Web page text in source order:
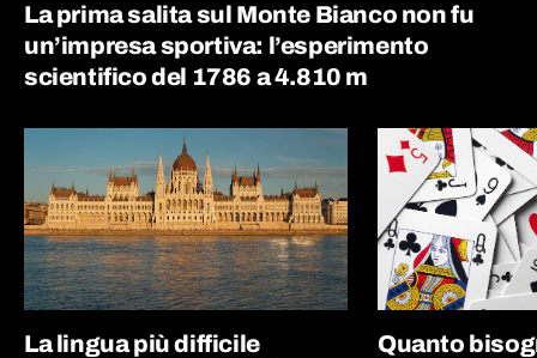
La prima salita sul Monte Bianco non fu
un’impresa sportiva: l’esperimento
scientifico del 1786 a 4.810 m
La lingua più difficile
Quanto